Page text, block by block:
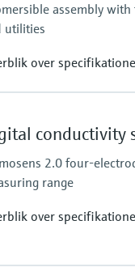
assembly
utilities
over
4 bar (relative)
conductivity
2.0 four-
range
over